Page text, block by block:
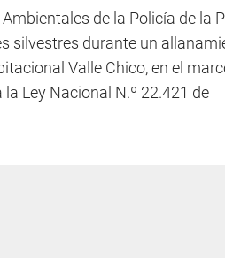
de la Policía de la
silvestres durante un
Valle Chico, en el
Ley Nacional N.º 22.421 de